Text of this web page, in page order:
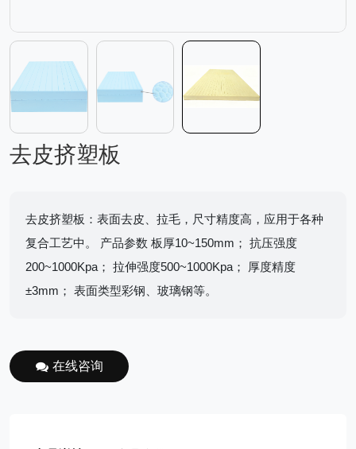
去皮挤塑板
去皮挤塑板：表面去皮、拉毛，尺寸精度高，应用于各种
复合工艺中。 产品参数 板厚10~150mm； 抗压强度
200~1000Kpa； 拉伸强度500~1000Kpa； 厚度精度
±3mm； 表面类型彩钢、玻璃钢等。
在线咨询